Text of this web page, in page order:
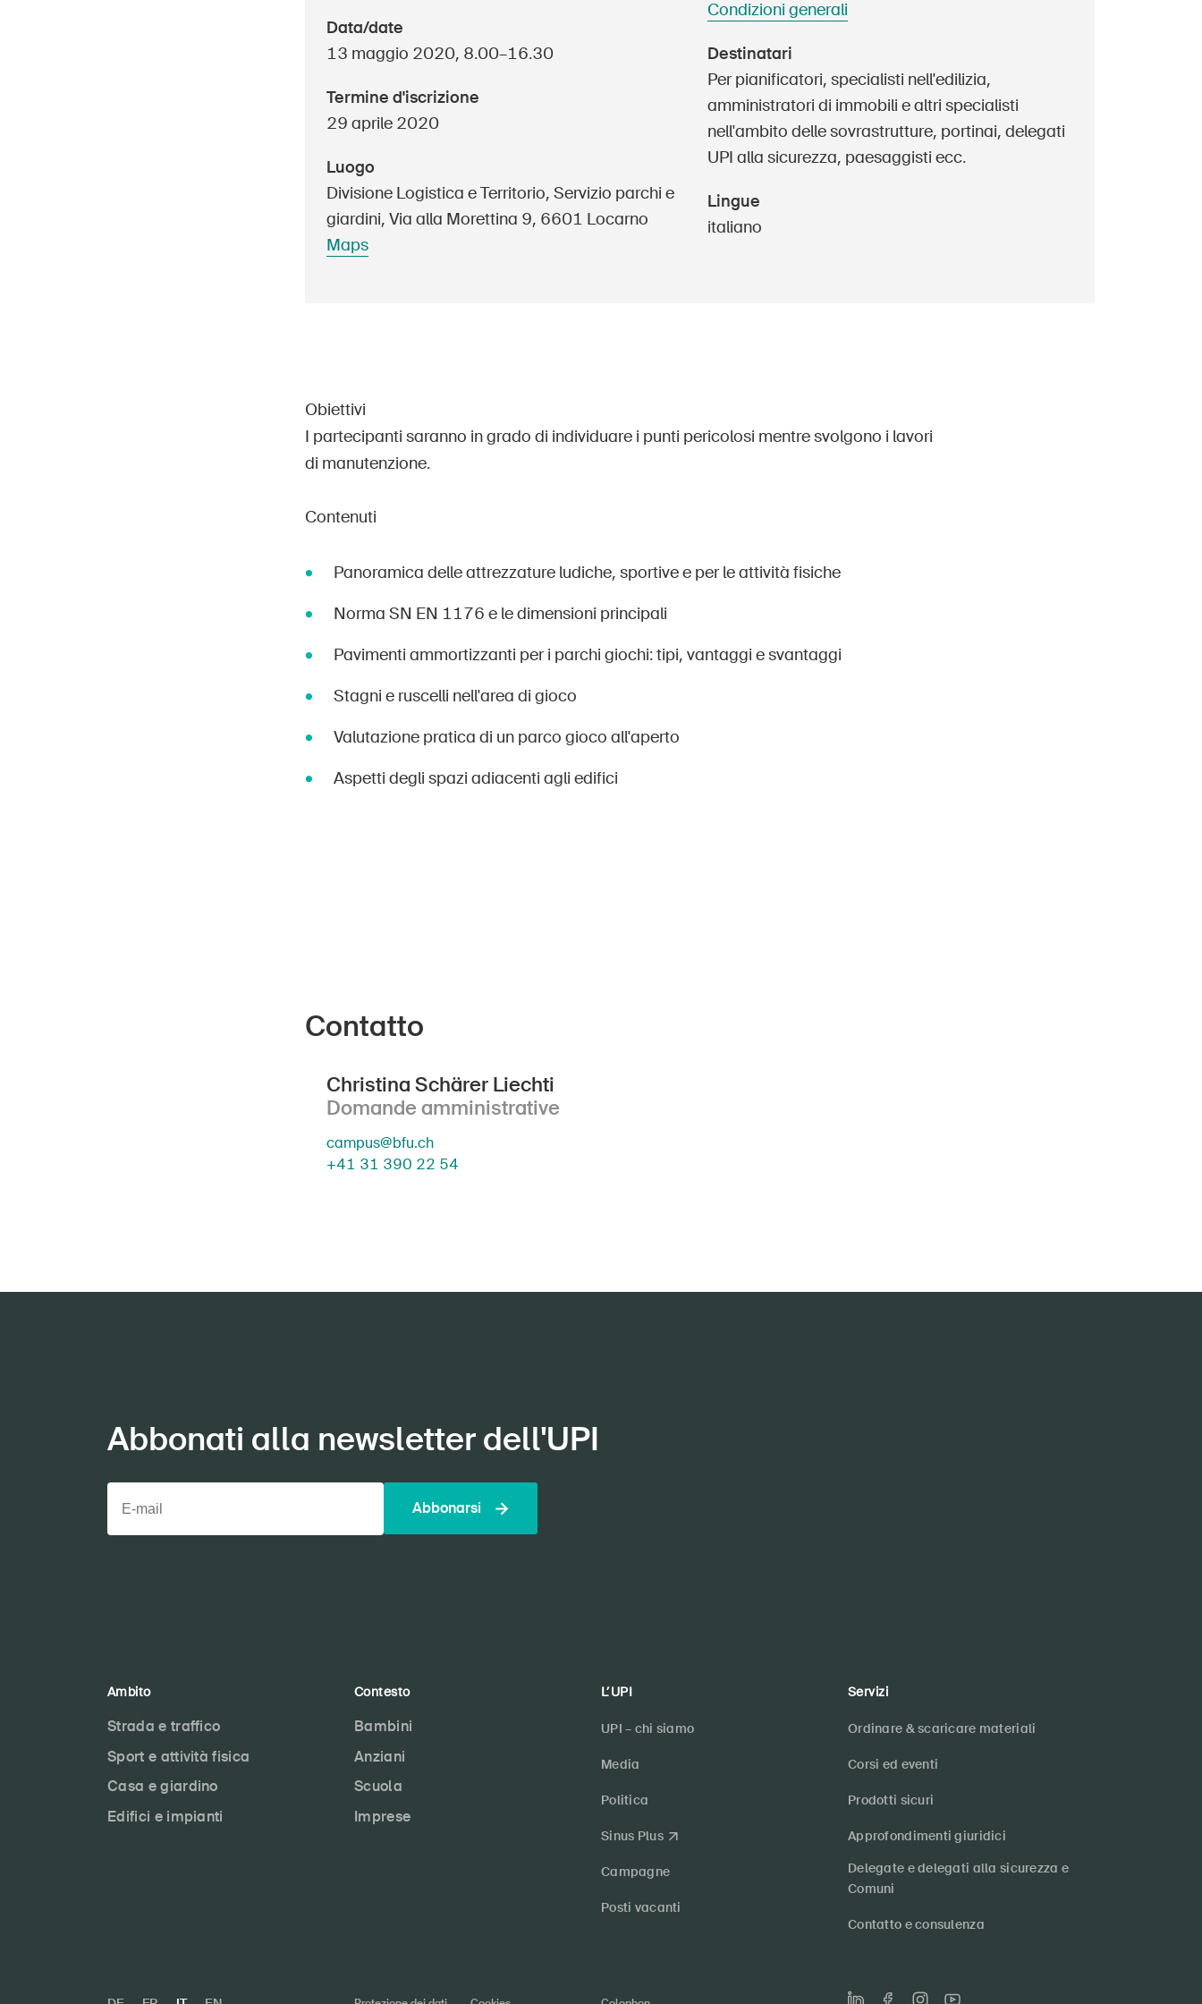
Home Abbonati alla newsletter
Data/date
13 maggio 2020, 8.00–16.30
Termine d'iscrizione
29 aprile 2020
Luogo
Divisione Logistica e Territorio, Servizio parchi e
giardini, Via alla Morettina 9, 6601 Locarno
Maps
Condizioni generali
Destinatari
Per pianificatori, specialisti nell'edilizia,
amministratori di immobili e altri specialisti
nell'ambito delle sovrastrutture, portinai, delegati
UPI alla sicurezza, paesaggisti ecc.
Lingue
italiano
Obiettivi
I partecipanti saranno in grado di individuare i punti pericolosi mentre svolgono i lavori
di manutenzione.
Contenuti
Panoramica delle attrezzature ludiche, sportive e per le attività fisiche
Norma SN EN 1176 e le dimensioni principali
Pavimenti ammortizzanti per i parchi giochi: tipi, vantaggi e svantaggi
Stagni e ruscelli nell'area di gioco
Valutazione pratica di un parco gioco all'aperto
Aspetti degli spazi adiacenti agli edifici
Contatto
Christina Schärer Liechti
Domande amministrative
campus@bfu.ch
+41 31 390 22 54
Abbonati alla newsletter dell'UPI
Abbonarsi
Ambito
Strada e traffico
Sport e attività fisica
Casa e giardino
Edifici e impianti
Contesto
Bambini
Anziani
Scuola
Imprese
L’UPI
UPI – chi siamo
Media
Politica
Sinus Plus
Campagne
Posti vacanti
Servizi
Ordinare & scaricare materiali
Corsi ed eventi
Prodotti sicuri
Approfondimenti giuridici
Delegate e delegati alla sicurezza e
Comuni
Contatto e consulenza